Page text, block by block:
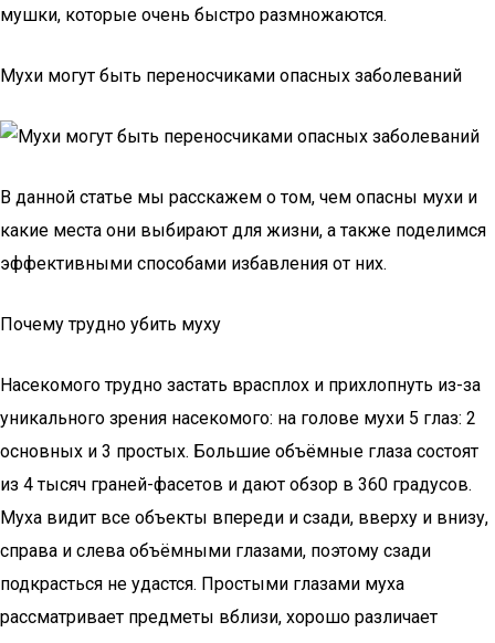
мушки, которые очень быстро размножаются.
Мухи могут быть переносчиками опасных заболеваний
В данной статье мы расскажем о том, чем опасны мухи и
какие места они выбирают для жизни, а также поделимся
эффективными способами избавления от них.
Почему трудно убить муху
Насекомого трудно застать врасплох и прихлопнуть из-за
уникального зрения насекомого: на голове мухи 5 глаз: 2
основных и 3 простых. Большие объёмные глаза состоят
из 4 тысяч граней-фасетов и дают обзор в 360 градусов.
Муха видит все объекты впереди и сзади, вверху и внизу,
справа и слева объёмными глазами, поэтому сзади
подкрасться не удастся. Простыми глазами муха
рассматривает предметы вблизи, хорошо различает